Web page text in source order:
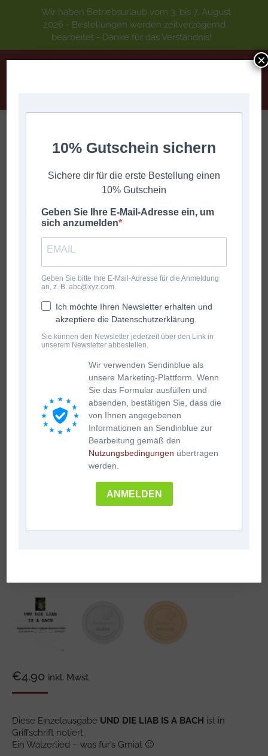
UND DIE LIAB IS A BACH *3. Versionen
Sie befinden sich hier:
UND DIE LIAB IS A BACH *3. Versionen
€4.90 inkl. Mwst
Diese Einzelausgabe UND DIE LIAB IS A BACH ist in
Griffschrift notiert.
Ein Walzerlied – was für’s Gmiat 🙂
Wir haben Betriebsurlaub vom 3. bis 7. August
2026 - Bestellungen werden zeitverzögernd
bearbeitet - Danke für das Verständnis!
10% Gutschein sichern
Sichere dir für die erste Bestellung einen
10% Gutschein
Geben Sie Ihre E-Mail-Adresse ein, um
sich anzumelden
Geben Sie bitte Ihre E-Mail-Adresse für die Anmeldung
an, z. B. abc@xyz.com.
Ich möchte Ihren Newsletter erhalten und
akzeptiere die Datenschutzerklärung.
Sie können den Newsletter jederzeit über den Link in
unserem Newsletter abbestellen.
Wir verwenden Sendinblue als
unsere Marketing-Plattform. Wenn
Sie das Formular ausfüllen und
absenden, bestätigen Sie, dass die
von Ihnen angegebenen
Informationen an Sendinblue zur
Bearbeitung gemäß den
Nutzungsbedingungen übertragen
werden.
ANMELDEN
×